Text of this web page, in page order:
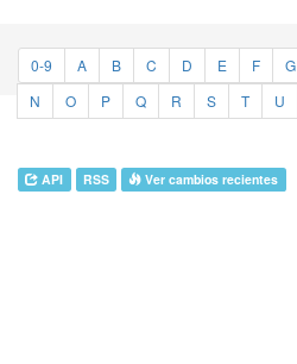
0-9 A B C D E F G
N
O P Q R S T U
API RSS Ver cambios recientes